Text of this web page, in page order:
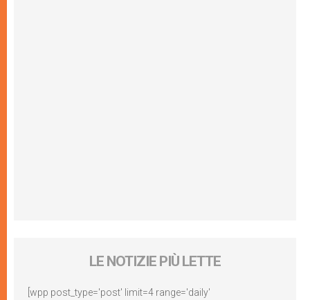
LE NOTIZIE PIÙ LETTE
[wpp post_type='post' limit=4 range='daily'